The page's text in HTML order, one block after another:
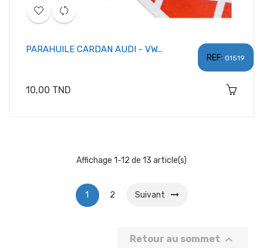
REF: 01519
PARAHUILE CARDAN AUDI - VW...
Prix
10,00 TND
Affichage 1-12 de 13 article(s)
1 2 Suivant
Retour au sommet 